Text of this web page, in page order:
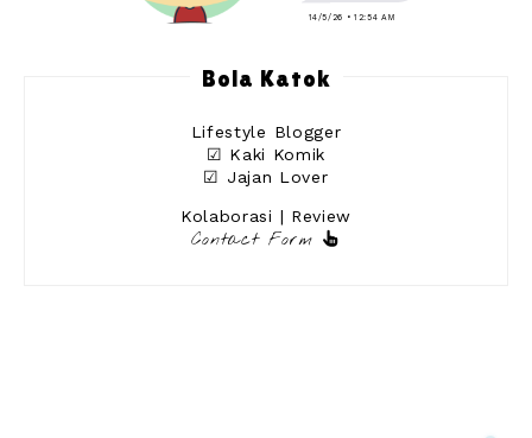
14/5/26 • 12:54 AM
Bola Katok
Lifestyle Blogger
☑ Kaki Komik
☑ Jajan Lover
Kolaborasi | Review
Contact Form